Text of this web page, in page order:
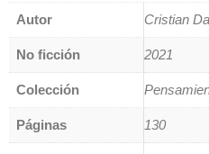
Autor Cristian
No ficción 2021
Colección
Páginas 130